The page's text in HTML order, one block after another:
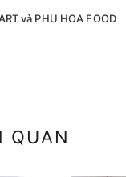
và PHU HOA FOOD
QUAN